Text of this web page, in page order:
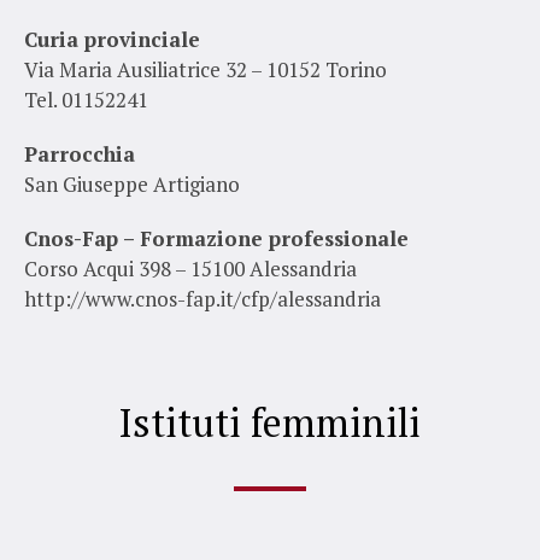
Curia provinciale
Via Maria Ausiliatrice 32 – 10152 Torino
Tel. 01152241
Parrocchia
San Giuseppe Artigiano
Cnos-Fap – Formazione professionale
Corso Acqui 398 – 15100 Alessandria
http://www.cnos-fap.it/cfp/alessandria
Istituti femminili